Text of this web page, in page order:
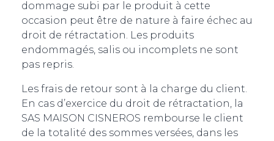
dommage subi par le produit à cette
occasion peut être de nature à faire échec au
droit de rétractation. Les produits
endommagés, salis ou incomplets ne sont
pas repris.
Les frais de retour sont à la charge du client.
En cas d’exercice du droit de rétractation, la
SAS MAISON CISNEROS rembourse le client
de la totalité des sommes versées, dans les